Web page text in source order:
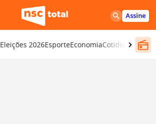
Assine
Eleições 2026EsporteEconomiaCotidiano